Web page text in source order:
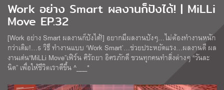
Work อย่าง Smart ผลงานก็ปังได้! | MiLLi
Move EP.32
[Work อย่าง Smart ผลงานก็ปังได้!] อยากมีผลงานปังๆ…ไม่ต้องทำงานหนัก
กว่าเดิม!…5 วิธี ทำงานแบบ ‘Work Smart’…ช่วยประหยัดแรง…ผลงานดี ผล
งานเด่น“MiLLi Move”เฟิร์น ศิรัถยา อิศรภักดี ชวนทุกคนทำสิ่งต่างๆ “วันละ
นิด” เพื่อให้ชีวิตเราดีขึ้น ^___*